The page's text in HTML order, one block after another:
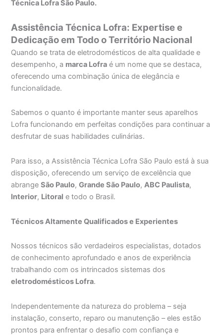
Técnica Lofra São Paulo.
Assistência Técnica Lofra: Expertise e
Dedicação em Todo o Território Nacional
Quando se trata de eletrodomésticos de alta qualidade e
desempenho, a marca Lofra é um nome que se destaca,
oferecendo uma combinação única de elegância e
funcionalidade.
Sabemos o quanto é importante manter seus aparelhos
Lofra funcionando em perfeitas condições para continuar a
desfrutar de suas habilidades culinárias.
Para isso, a Assistência Técnica Lofra São Paulo está à sua
disposição, oferecendo um serviço de excelência que
abrangeSão Paulo,Grande São Paulo,ABC Paulista,
Interior, Litoral e todo o Brasil.
Técnicos Altamente Qualificados e Experientes
Nossos técnicos são verdadeiros especialistas, dotados
de conhecimento aprofundado e anos de experiência
trabalhando com os intrincados sistemas dos
eletrodomésticos Lofra.
Independentemente da natureza do problema – seja
instalação, conserto, reparo ou manutenção – eles estão
prontos para enfrentar o desafio com confiança e